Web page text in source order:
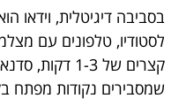
בסביבה דיגיטלית, וידאו
לסטודיו, טלפונים עם
קצרים של 1-3
שמסבירים נקודות מפתח